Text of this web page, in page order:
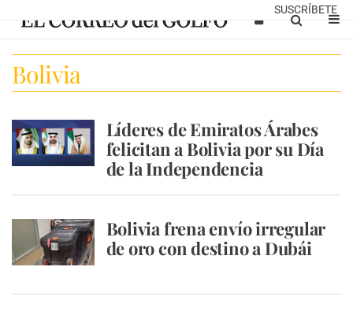
SUSCRÍBETE
Bolivia
Líderes de Emiratos Árabes
felicitan a Bolivia por su Día
de la Independencia
Bolivia frena envío irregular
de oro con destino a Dubái